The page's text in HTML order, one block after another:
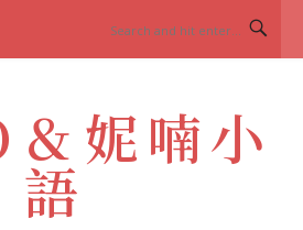
妮喃小
語